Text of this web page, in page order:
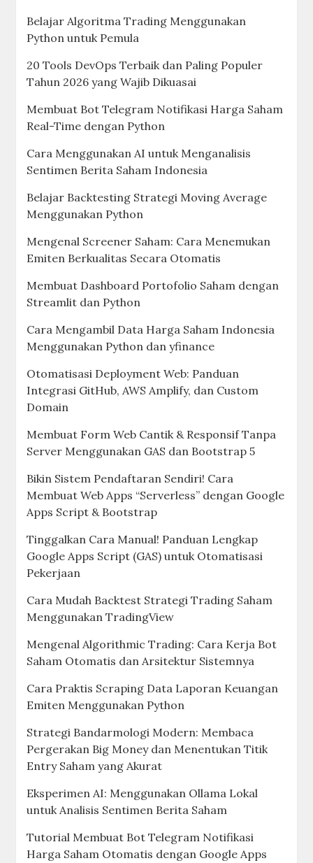
Belajar Algoritma Trading Menggunakan
Python untuk Pemula
20 Tools DevOps Terbaik dan Paling Populer
Tahun 2026 yang Wajib Dikuasai
Membuat Bot Telegram Notifikasi Harga Saham
Real-Time dengan Python
Cara Menggunakan AI untuk Menganalisis
Sentimen Berita Saham Indonesia
Belajar Backtesting Strategi Moving Average
Menggunakan Python
Mengenal Screener Saham: Cara Menemukan
Emiten Berkualitas Secara Otomatis
Membuat Dashboard Portofolio Saham dengan
Streamlit dan Python
Cara Mengambil Data Harga Saham Indonesia
Menggunakan Python dan yfinance
Otomatisasi Deployment Web: Panduan
Integrasi GitHub, AWS Amplify, dan Custom
Domain
Membuat Form Web Cantik & Responsif Tanpa
Server Menggunakan GAS dan Bootstrap 5
Bikin Sistem Pendaftaran Sendiri! Cara
Membuat Web Apps “Serverless” dengan Google
Apps Script & Bootstrap
Tinggalkan Cara Manual! Panduan Lengkap
Google Apps Script (GAS) untuk Otomatisasi
Pekerjaan
Cara Mudah Backtest Strategi Trading Saham
Menggunakan TradingView
Mengenal Algorithmic Trading: Cara Kerja Bot
Saham Otomatis dan Arsitektur Sistemnya
Cara Praktis Scraping Data Laporan Keuangan
Emiten Menggunakan Python
Strategi Bandarmologi Modern: Membaca
Pergerakan Big Money dan Menentukan Titik
Entry Saham yang Akurat
Eksperimen AI: Menggunakan Ollama Lokal
untuk Analisis Sentimen Berita Saham
Tutorial Membuat Bot Telegram Notifikasi
Harga Saham Otomatis dengan Google Apps